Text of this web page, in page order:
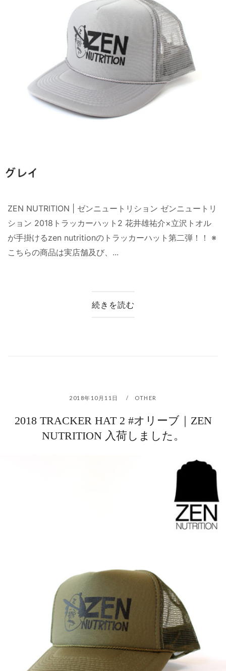
ZEN NUTRITION | ゼンニュートリション ゼンニュートリ
ション 2018トラッカーハット2 花井雄祐介×立沢トオル
が手掛けるzen nutritionのトラッカーハット第二弾！！ ※
こちらの商品は実店舗及び、...
続きを読む
2018年10月11日 OTHER
2018 TRACKER HAT 2 #オリーブ｜ZEN
NUTRITION 入荷しました。